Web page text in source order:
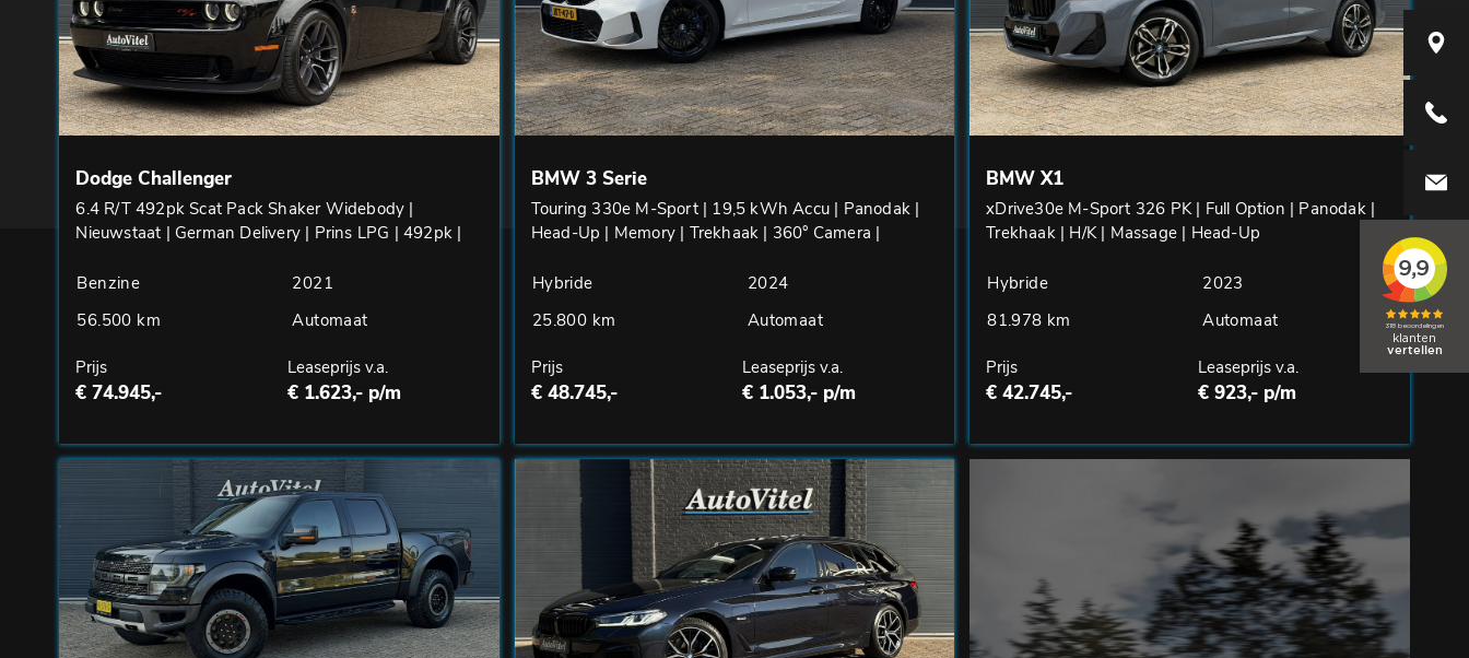
Dodge Challenger
6.4 R/T 492pk Scat Pack Shaker Widebody |
Nieuwstaat | German Delivery | Prins LPG | 492pk |
Benzine
2021
56.500 km
Automaat
Prijs
€ 74.945,-
Leaseprijs v.a.
€ 1.623,- p/m
BMW 3 Serie
Touring 330e M-Sport | 19,5 kWh Accu | Panodak |
Head-Up | Memory | Trekhaak | 360° Camera |
Hybride
2024
25.800 km
Automaat
Prijs
€ 48.745,-
Leaseprijs v.a.
€ 1.053,- p/m
BMW X1
xDrive30e M-Sport 326 PK | Full Option | Panodak |
Trekhaak | H/K | Massage | Head-Up
Hybride
2023
81.978 km
Automaat
Prijs
€ 42.745,-
Leaseprijs v.a.
€ 923,- p/m